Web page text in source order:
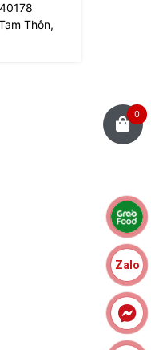
0
Zalo
Thôn,